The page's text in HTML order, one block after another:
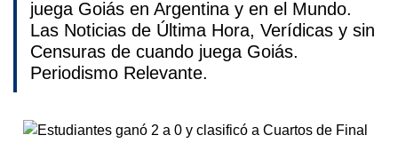
juega Goiás en Argentina y en el Mundo.
Las Noticias de Última Hora, Verídicas y sin
Censuras de cuando juega Goiás.
Periodismo Relevante.